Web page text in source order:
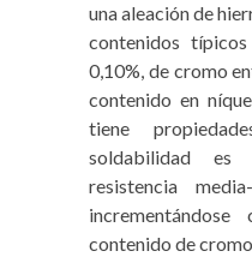
una aleación de
contenidos
0,10%, de cromo
contenido en
tiene
soldabilidad es
resistencia
contenido de